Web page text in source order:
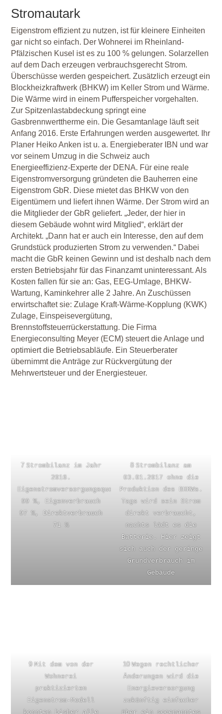
Stromautark
Eigenstrom effizient zu nutzen, ist für kleinere Einheiten
gar nicht so einfach. Der Wohnerei im Rheinland-
Pfälzischen Kusel ist es zu 100 % gelungen. Solarzellen
auf dem Dach erzeugen verbrauchsgerecht Strom.
Überschüsse werden gespeichert. Zusätzlich erzeugt ein
Blockheizkraftwerk (BHKW) im Keller Strom und Wärme.
Die Wärme wird in einem Pufferspeicher vorgehalten.
Zur Spitzenlastabdeckung springt eine
Gasbrennwerttherme ein. Die Gesamtanlage läuft seit
Anfang 2016. Erste Erfahrungen werden ausgewertet. Ihr
Planer Heiko Anken ist u. a. Energieberater IBN und war
vor seinem Umzug in die Schweiz auch
Energieeffizienz-Experte der DENA. Für eine reale
Eigenstromversorgung gründeten die Bauherren eine
Eigenstrom GbR. Diese mietet das BHKW von den
Eigentümern und liefert ihnen Wärme. Der Strom wird an
die Mitglieder der GbR geliefert. „Jeder, der hier in
diesem Gebäude wohnt wird Mitglied“, erklärt der
Architekt. „Dann hat er auch ein Interesse, den auf dem
Grundstück produzierten Strom zu verwenden.“ Dabei
macht die GbR keinen Gewinn und ist deshalb nach dem
ersten Betriebsjahr für das Finanzamt uninteressant. Als
Kosten fallen für sie an: Gas, EEG-Umlage, BHKW-
Wartung, Kaminkehrer alle 2 Jahre. An Zuschüssen
erwirtschaftet sie: Zulage Kraft-Wärme-Kopplung (KWK)
Zulage, Einspeisevergütung,
Brennstoffsteuerrückerstattung. Die Firma
Energieconsulting Meyer (ECM) steuert die Anlage und
optimiert die Betriebsabläufe. Ein Steuerberater
übernimmt die Anträge zur Rückvergütung der
Mehrwertsteuer und der Energiesteuer.
7 Strombilanz im Jahr
2016.
Eigenstromversorgungsquote
99 %, Eigenverbrauch
97 %, Direktverbrauch
71 %
8Strombilanz am
03.01.2017 ohne die
Produktion des BHKWs.
Tags wird sein Strom
direkt verbraucht,
nachts lädt es die
Batterie. Hier zeigt
sich auch der geringe
Grundverbrauch im
Gebäude
9 Mit dem von der
Wohnerei
praktizierten
Eigenstrom-Modell
konnten bisher alle
10Wegen rechtlicher
Änderungen wird die
Energieversorgung
zukünftig einfacher
über ein sogenanntes